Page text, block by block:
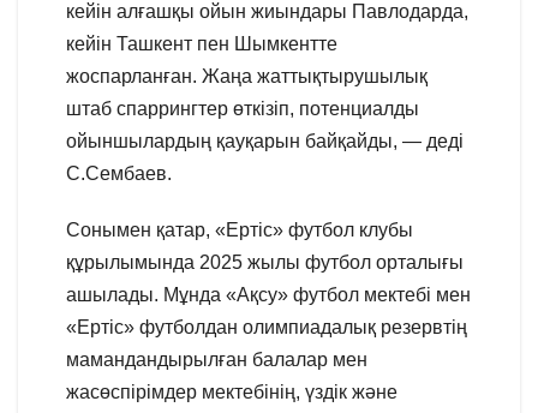
кейін алғашқы ойын жиындары Павлодарда,
кейін Ташкент пен Шымкентте
жоспарланған. Жаңа жаттықтырушылық
штаб спаррингтер өткізіп, потенциалды
ойыншылардың қауқарын байқайды, — деді
С.Сембаев.
Сонымен қатар, «Ертіс» футбол клубы
құрылымында 2025 жылы футбол орталығы
ашылады. Мұнда «Ақсу» футбол мектебі мен
«Ертіс» футболдан олимпиадалық резервтің
мамандандырылған балалар мен
жасөспірімдер мектебінің, үздік және